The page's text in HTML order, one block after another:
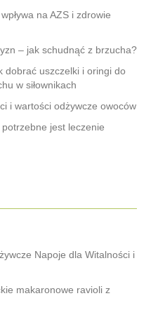
na AZS i zdrowie
– jak schudnąć z brzucha?
dobrać uszczelki i oringi do
w siłownikach
i wartości odżywcze owoców
jest leczenie
Napoje dla Witalności i
makaronowe ravioli z